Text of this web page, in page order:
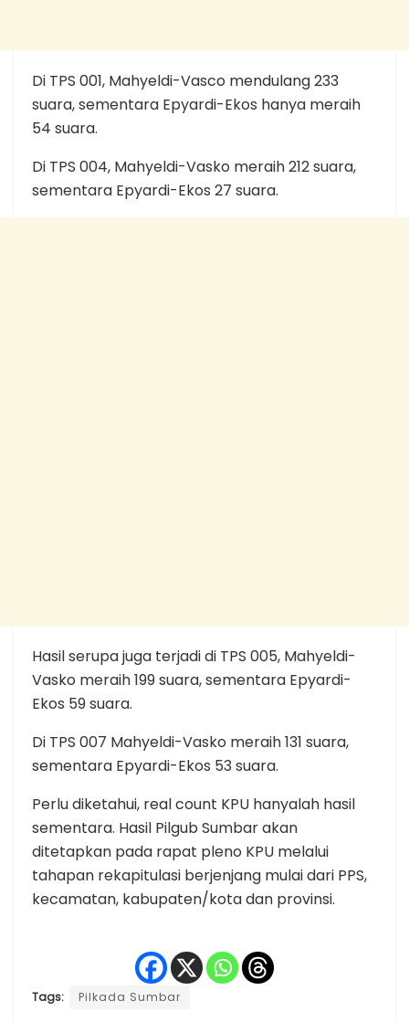
Di TPS 001, Mahyeldi-Vasco mendulang 233
suara, sementara Epyardi-Ekos hanya meraih
54 suara.
Di TPS 004, Mahyeldi-Vasko meraih 212 suara,
sementara Epyardi-Ekos 27 suara.
Hasil serupa juga terjadi di TPS 005, Mahyeldi-
Vasko meraih 199 suara, sementara Epyardi-
Ekos 59 suara.
Di TPS 007 Mahyeldi-Vasko meraih 131 suara,
sementara Epyardi-Ekos 53 suara.
Perlu diketahui, real count KPU hanyalah hasil
sementara. Hasil Pilgub Sumbar akan
ditetapkan pada rapat pleno KPU melalui
tahapan rekapitulasi berjenjang mulai dari PPS,
kecamatan, kabupaten/kota dan provinsi.
Tags: Pilkada Sumbar